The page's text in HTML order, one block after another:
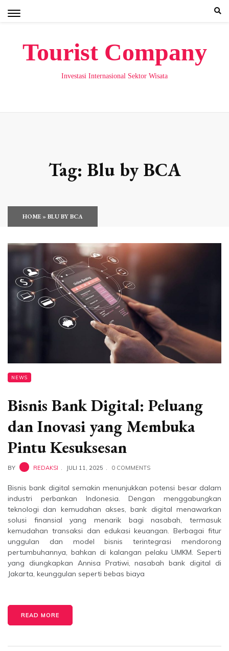
Tourist Company
Investasi Internasional Sektor Wisata
Tag: Blu by BCA
HOME»BLU BY BCA
NEWS
Bisnis Bank Digital: Peluang
dan Inovasi yang Membuka
Pintu Kesuksesan
BY REDAKSI JULI 11, 2025 0 COMMENTS
Bisnis bank digital semakin menunjukkan potensi besar dalam
industri perbankan Indonesia. Dengan menggabungkan
teknologi dan kemudahan akses, bank digital menawarkan
solusi finansial yang menarik bagi nasabah, termasuk
kemudahan transaksi dan edukasi keuangan. Berbagai fitur
unggulan dan model bisnis terintegrasi mendorong
pertumbuhannya, bahkan di kalangan pelaku UMKM. Seperti
yang diungkapkan Annisa Pratiwi, nasabah bank digital di
Jakarta, keunggulan seperti bebas biaya
READ MORE